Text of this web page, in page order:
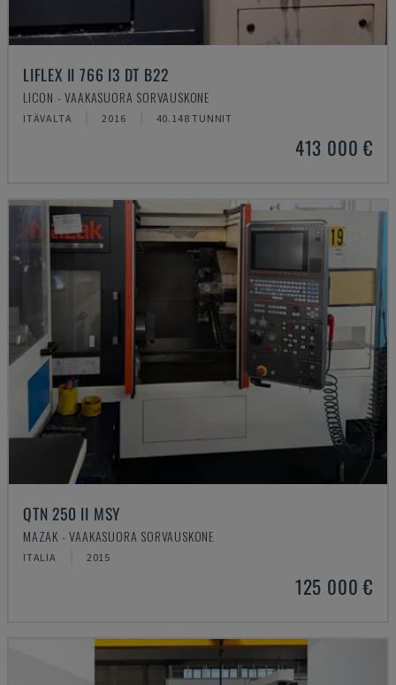
LIFLEX II 766 I3 DT B22
LICON - VAAKASUORA SORVAUSKONE
ITÄVALTA 2016 40.148 TUNNIT
413 000 €
QTN 250 II MSY
MAZAK - VAAKASUORA SORVAUSKONE
ITALIA 2015
125 000 €